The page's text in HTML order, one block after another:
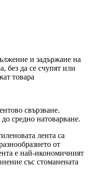
и задържане на
без да се счупят или
товара
свързване.
средно натоварване.
лента са
от
е най-икономичният
със стоманената